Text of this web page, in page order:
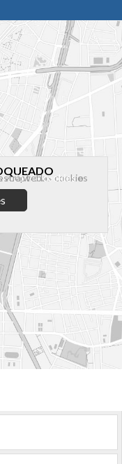
de cookies
web.